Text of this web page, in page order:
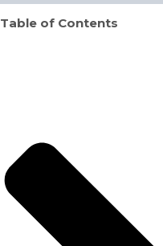
Table of Contents